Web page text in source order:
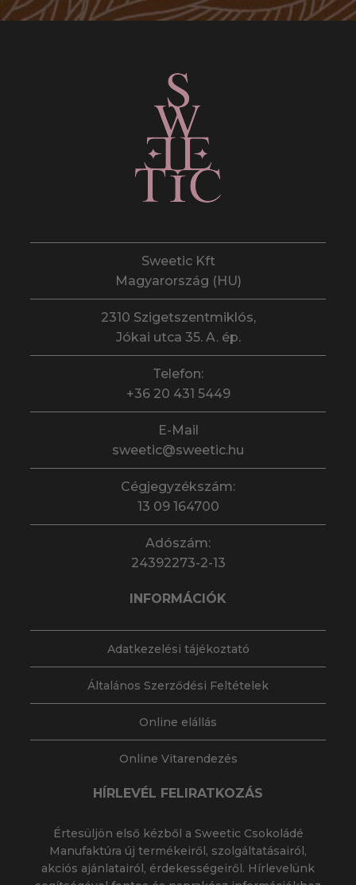
Sweetic Kft
Magyarország (HU)
2310 Szigetszentmiklós,
Jókai utca 35. A. ép.
Telefon:
+36 20 431 5449
E-Mail
sweetic@sweetic.hu
Cégjegyzékszám:
13 09 164700
Adószám:
24392273-2-13
INFORMÁCIÓK
Adatkezelési tájékoztató
Általános Szerződési Feltételek
Online elállás
Online Vitarendezés
HÍRLEVÉL FELIRATKOZÁS
Értesüljön első kézből a Sweetic Csokoládé
Manufaktúra új termékeiről, szolgáltatásairól,
akciós ajánlatairól, érdekességeiről. Hírlevelünk